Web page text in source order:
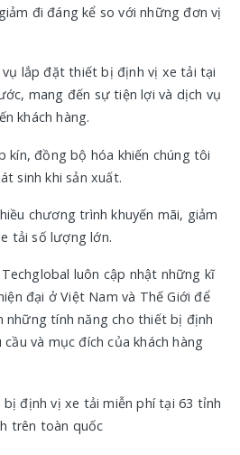
đi đáng kể so với những đơn vị
vụ lắp đặt thiết bị định vị xe tải tại
mang đến sự tiện lợi và dịch vụ
khách hàng.
kín, đồng bộ hóa khiến chúng tôi
sinh khi sản xuất.
chương trình khuyến mãi, giảm
tải số lượng lớn.
luôn cập nhật những kĩ
đại ở Việt Nam và Thế Giới để
những tính năng cho thiết bị định
và mục đích của khách hàng